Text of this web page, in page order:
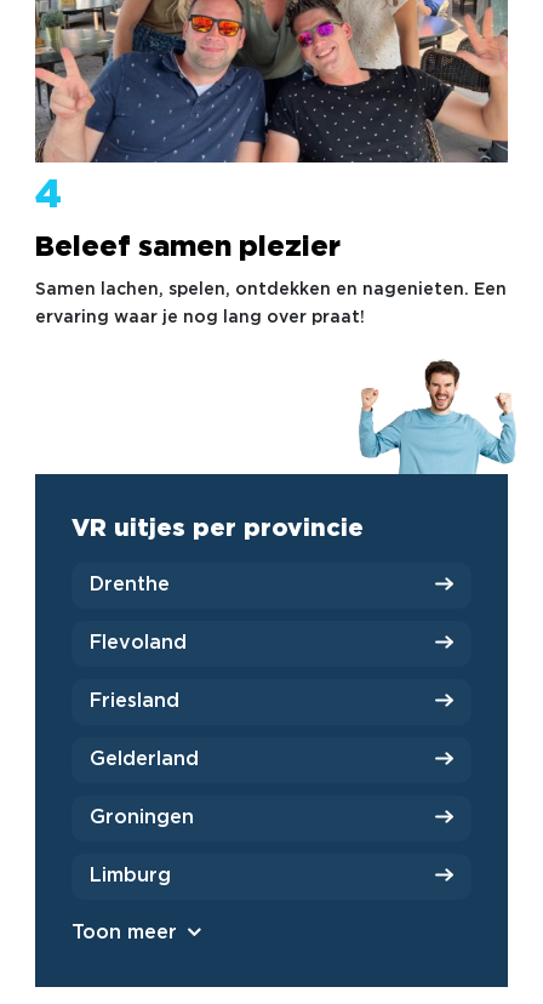
4
Beleef samen plezier
Samen lachen, spelen, ontdekken en nagenieten. Een
ervaring waar je nog lang over praat!
VR uitjes per provincie
Drenthe
Flevoland
Friesland
Gelderland
Groningen
Limburg
Toon meer